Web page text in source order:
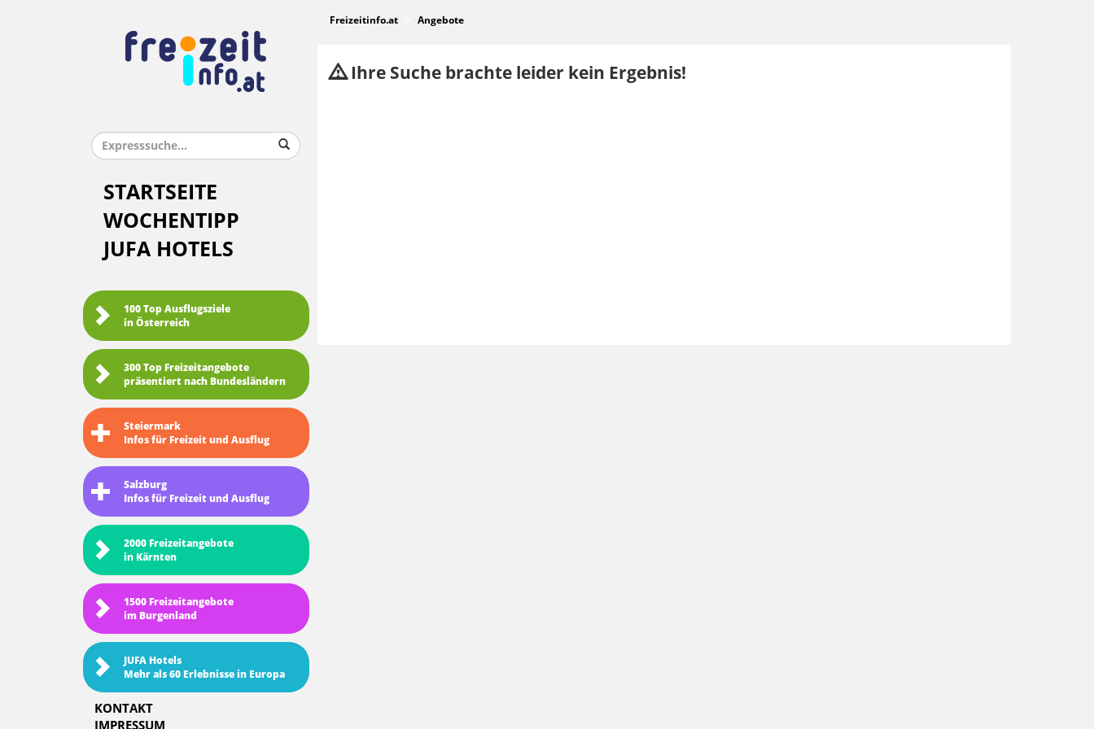
STARTSEITE
WOCHENTIPP
JUFA HOTELS
100 Top Ausflugsziele
in Österreich
300 Top Freizeitangebote
präsentiert nach Bundesländern
Steiermark
Infos für Freizeit und Ausflug
Salzburg
Infos für Freizeit und Ausflug
2000 Freizeitangebote
in Kärnten
1500 Freizeitangebote
im Burgenland
JUFA Hotels
Mehr als 60 Erlebnisse in Europa
KONTAKT
IMPRESSUM
Freizeitinfo.at Angebote
Ihre Suche brachte leider kein Ergebnis!